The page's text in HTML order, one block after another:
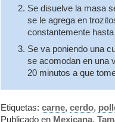
Se disuelve la masa
se le agrega en
constantemente
Se va poniendo una
se acomodan en una
20 minutos a que
Etiquetas: carne, cerdo,
Publicado en Mexicana,